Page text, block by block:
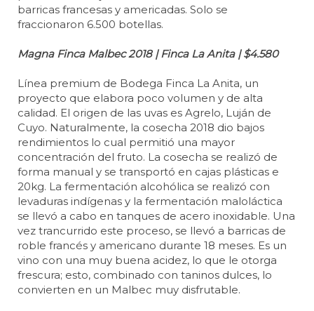
barricas francesas y americadas. Solo se
fraccionaron 6.500 botellas.
Magna Finca Malbec 2018 | Finca La Anita | $4.580
Línea premium de Bodega Finca La Anita, un
proyecto que elabora poco volumen y de alta
calidad. El origen de las uvas es Agrelo, Luján de
Cuyo. Naturalmente, la cosecha 2018 dio bajos
rendimientos lo cual permitió una mayor
concentración del fruto. La cosecha se realizó de
forma manual y se transportó en cajas plásticas e
20kg. La fermentación alcohólica se realizó con
levaduras indígenas y la fermentación maloláctica
se llevó a cabo en tanques de acero inoxidable. Una
vez trancurrido este proceso, se llevó a barricas de
roble francés y americano durante 18 meses. Es un
vino con una muy buena acidez, lo que le otorga
frescura; esto, combinado con taninos dulces, lo
convierten en un Malbec muy disfrutable.